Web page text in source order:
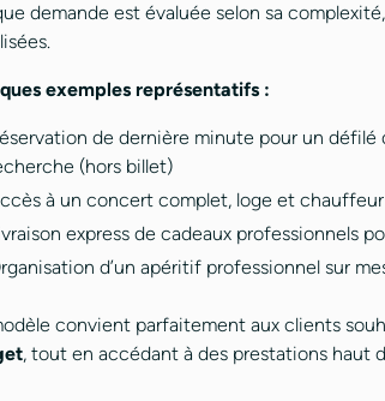
demande est évaluée selon sa
exemples représentatifs :
de dernière minute pour un défilé
(hors billet)
à un concert complet, loge et
express de cadeaux professionnels
d’un apéritif professionnel sur
convient parfaitement aux clients
, tout en accédant à des prestations haut